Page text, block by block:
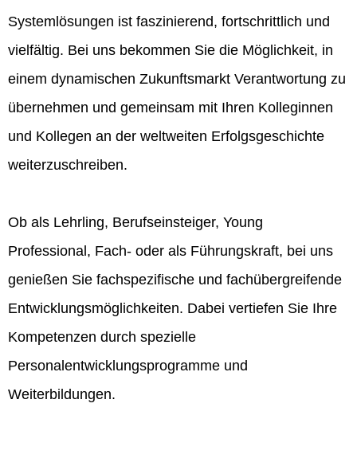
Systemlösungen ist faszinierend, fortschrittlich und
vielfältig. Bei uns bekommen Sie die Möglichkeit, in
einem dynamischen Zukunftsmarkt Verantwortung zu
übernehmen und gemeinsam mit Ihren Kolleginnen
und Kollegen an der weltweiten Erfolgsgeschichte
weiterzuschreiben.
Ob als Lehrling, Berufseinsteiger, Young
Professional, Fach- oder als Führungskraft, bei uns
genießen Sie fachspezifische und fachübergreifende
Entwicklungsmöglichkeiten. Dabei vertiefen Sie Ihre
Kompetenzen durch spezielle
Personalentwicklungsprogramme und
Weiterbildungen.